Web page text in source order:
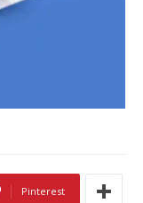
Pinterest